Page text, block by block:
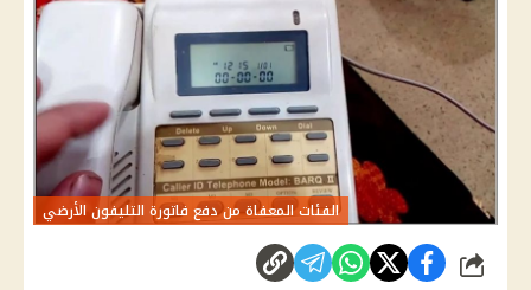
الفئات المعفاة من دفع فاتورة التليفون الأرضي
شارك